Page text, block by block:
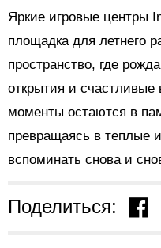
Яркие игровые центры
площадка для летнего
пространство, где
открытия и
моменты остаются в
превращаясь в теплые
вспоминать снова и
Поделиться: